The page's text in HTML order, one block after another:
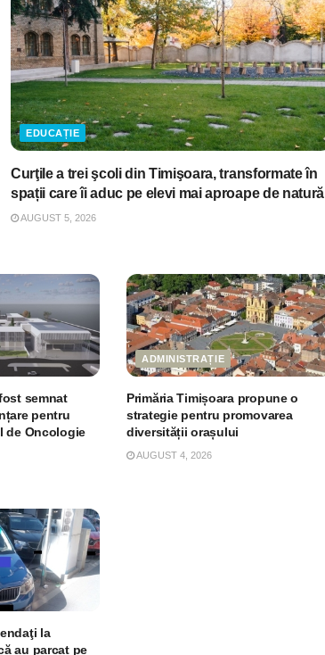
EDUCAȚIE
Curţile a trei şcoli din Timişoara, transformate în
spații care îi aduc pe elevi mai aproape de natură
AUGUST 5, 2026
semnat
pentru
de Oncologie
ADMINISTRAȚIE
Primăria Timișoara propune o
strategie pentru promovarea
diversității orașului
AUGUST 4, 2026
la
au parcat pe